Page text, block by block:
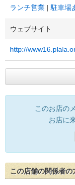
ランチ営業 駐車場
ウェブサイト
http://
このお店の
お店に
この店舗の関係者の